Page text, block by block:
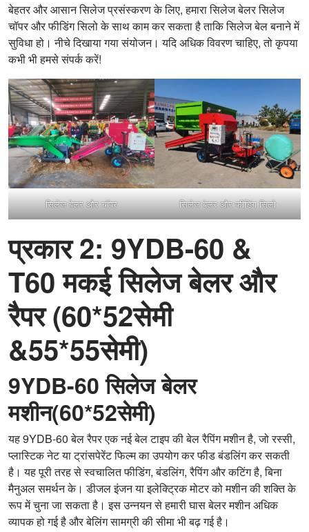
बेहतर और आसान सिलेज प्रसंस्करण के लिए, हमारा सिलेज बेलर सिलेज
चॉपर और फीडिंग सिलो के साथ काम कर सकता है ताकि सिलेज बेल बनाने में
सुविधा हो। नीचे दिखाया गया संयोजन। यदि अधिक विवरण चाहिए, तो कृपया
कभी भी हमसे संपर्क करें!
सिलेज बेलर और चॉपर सिलेज बेलर और फीडिंग सिलो
प्रकार 2: 9YDB-60 &
T60 मकई सिलेज बेलर और
रैपर (60*52सेमी
&55*55सेमी)
9YDB-60 सिलेज बेलर
मशीन(60*52सेमी)
यह 9YDB-60 बेल रैपर एक नई बेल टाइप की बेल रैपिंग मशीन है, जो रस्सी,
प्लास्टिक नेट या ट्रांसपेरेंट फिल्म का उपयोग कर फीड बंडलिंग कर सकती
है। यह पूरी तरह से स्वचालित फीडिंग, बंडलिंग, रैपिंग और कटिंग है, बिना
मैनुअल समर्थन के। डीजल इंजन या इलेक्ट्रिक मोटर को मशीन की शक्ति के
रूप में चुना जा सकता है। इस उन्नयन से हमारी घास बेलर मशीन अधिक
व्यापक हो गई है और बेलिंग सामग्री की सीमा भी बढ़ गई है।